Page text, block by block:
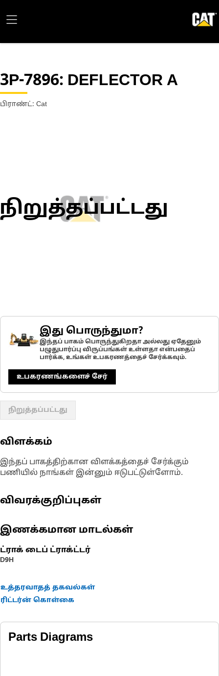
3P-7896: DEFLECTOR A
பிராண்ட்: Cat
நிறுத்தப்பட்டது
இது பொருந்துமா?
இந்தப் பாகம் பொருந்துகிறதா அல்லது ஏதேனும்
பழுதுபார்ப்பு விருப்பங்கள் உள்ளதா என்பதைப்
பார்க்க, உங்கள் உபகரணத்தைச் சேர்க்கவும்.
உபகரணங்களைச் சேர்
நிறுத்தப்பட்டது
விளக்கம்
இந்தப் பாகத்திற்கான விளக்கத்தைச் சேர்க்கும்
பணியில் நாங்கள் இன்னும் ஈடுபட்டுள்ளோம்.
விவரக்குறிப்புகள்
இணக்கமான மாடல்கள்
ட்ராக் டைப் ட்ராக்ட்டர்
D9H
உத்தரவாதத் தகவல்கள்
ரிட்டர்ன் கொள்கை
Parts Diagrams